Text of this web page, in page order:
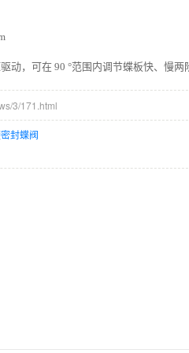
动，可在 90 °范围内调节蝶板快、慢两
3/171.html
封蝶阀